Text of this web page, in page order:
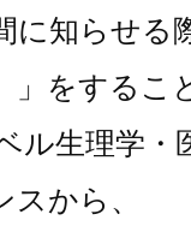
に知らせる
」をするこ
ル生理学・
から、